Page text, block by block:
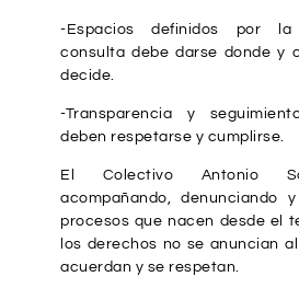
-Espacios definidos por la
consulta debe darse donde y
decide.
-Transparencia y
deben respetarse y cumplirse.
El Colectivo Antonio
acompañando, denunciando
procesos que nacen desde el
los derechos no se anuncian
acuerdan y se respetan.